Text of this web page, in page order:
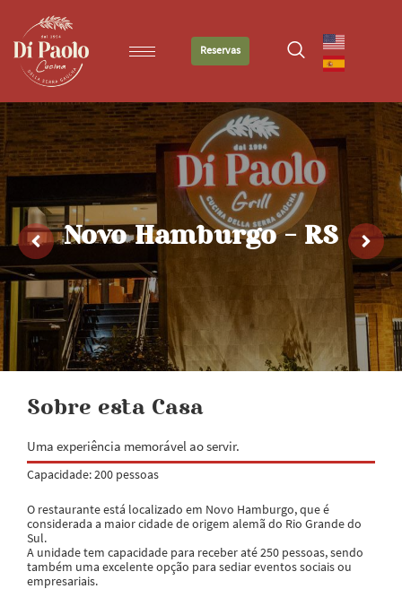
Reservas
Novo Hamburgo - RS
Sobre esta Casa
Uma experiência memorável ao servir.
Capacidade: 200 pessoas
O restaurante está localizado em Novo Hamburgo, que é
considerada a maior cidade de origem alemã do Rio Grande do
Sul.
A unidade tem capacidade para receber até 250 pessoas, sendo
também uma excelente opção para sediar eventos sociais ou
empresariais.